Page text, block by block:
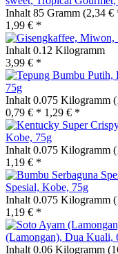
Inhalt 85 Gramm (2,34 €
1,99 € *
Inhalt 0.12 Kilogramm
3,99 € *
75g
Inhalt 0.075 Kilogramm
0,79 € * 1,29 € *
Kobe, 75g
Inhalt 0.075 Kilogramm
1,19 € *
Spesial, Kobe, 75g
Inhalt 0.075 Kilogramm
1,19 € *
(Lamongan), Dua Kuali,
Inhalt 0.06 Kilogramm